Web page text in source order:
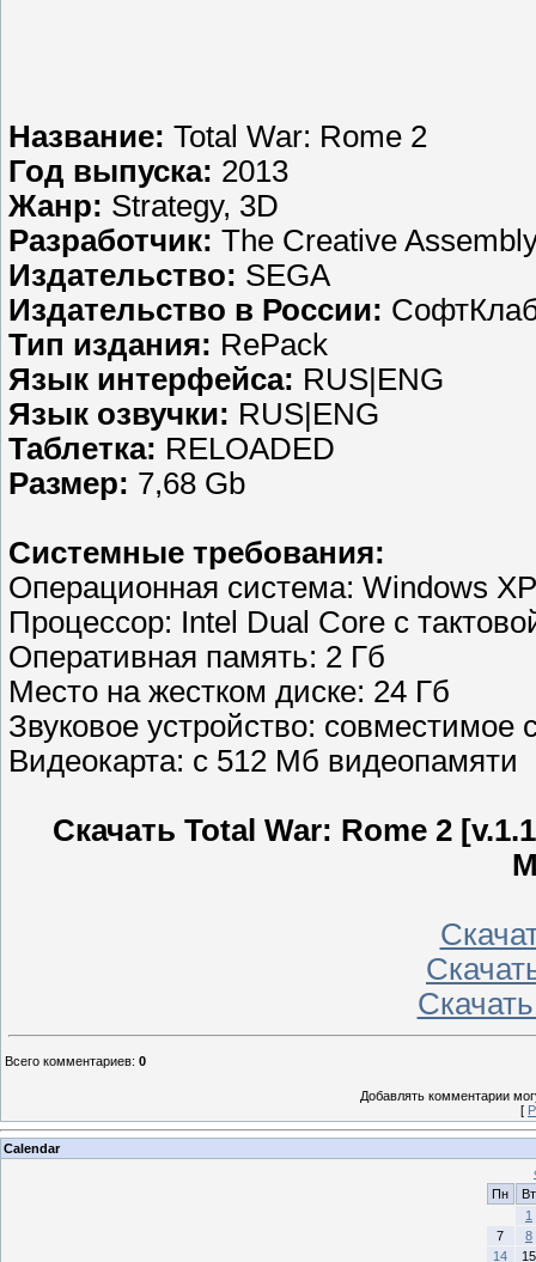
Название: Total War: Rome 2
Год выпуска: 2013
Жанр: Strategy, 3D
Разработчик: The Creative
Издательство: SEGA
Издательство в России:
Тип издания: RePack
Язык интерфейса: RUS|ENG
Язык озвучки: RUS|ENG
Таблетка: RELOADED
Размер: 7,68 Gb
Системные требования:
Операционная система: Windows
Процессор: Intel Dual Core с
Оперативная память: 2 Гб
Место на жестком диске: 24 Гб
Звуковое устройство: совместимое
Видеокарта: с 512 Mб видеопамяти
Скачать Total War: Rome 2
Всего комментариев: 0
Добавлять комментарии
[
Calendar
Пн
Вт
1
7
8
14
15